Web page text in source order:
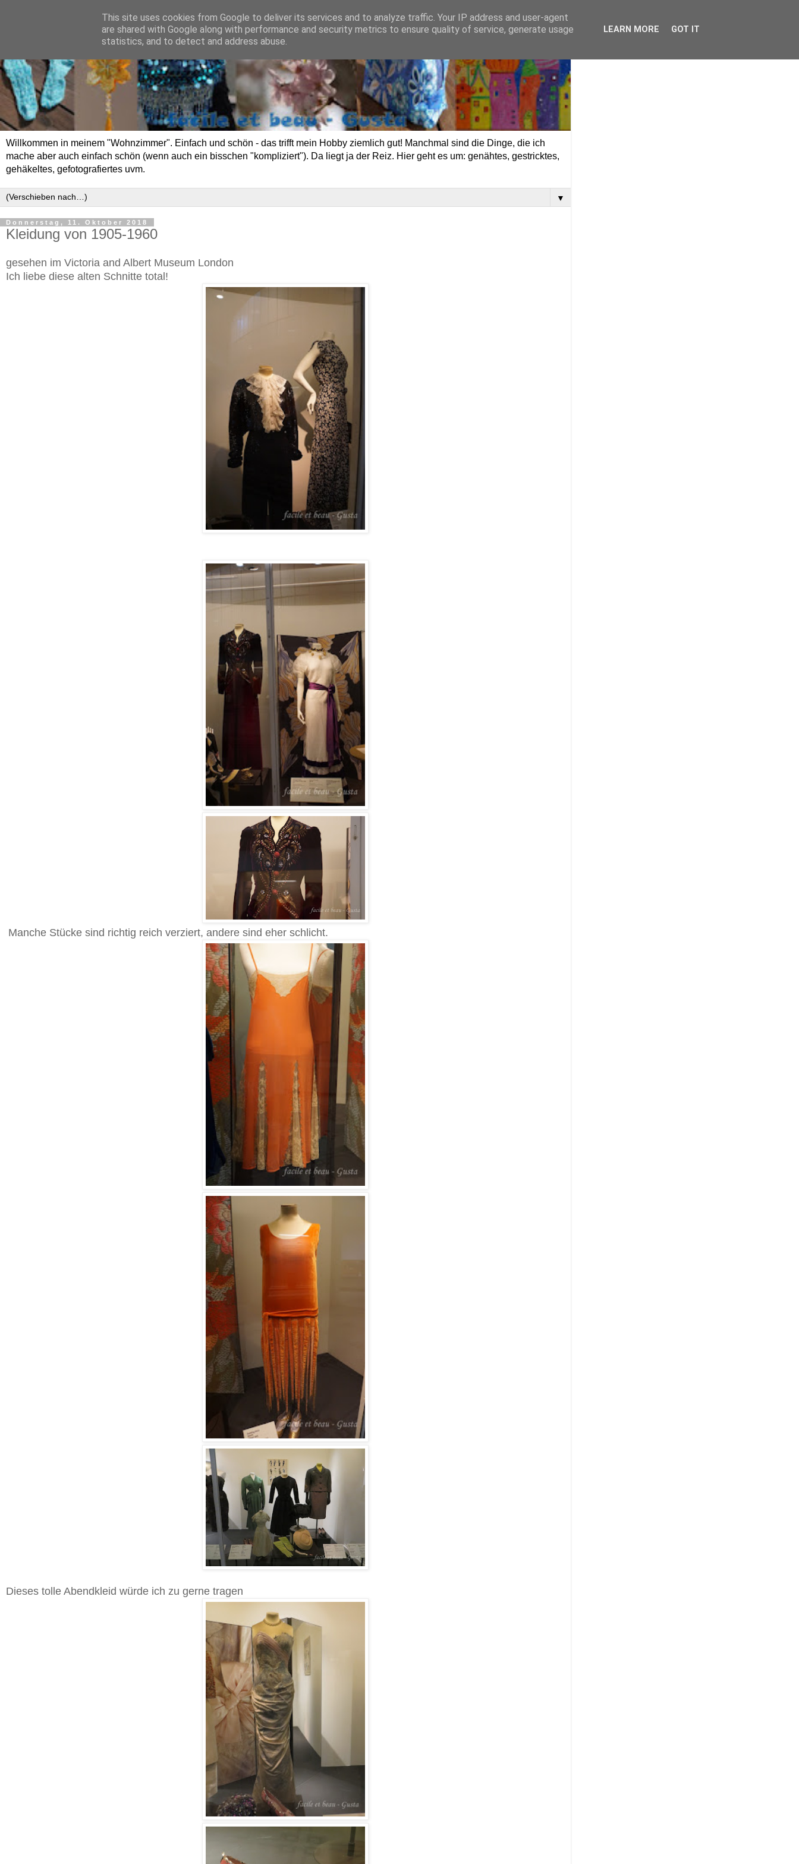
Willkommen in meinem "Wohnzimmer". Einfach und schön - das trifft mein Hobby ziemlich gut! Manchmal sind die Dinge, die ich
mache aber auch einfach schön (wenn auch ein bisschen "kompliziert"). Da liegt ja der Reiz. Hier geht es um: genähtes, gestricktes,
gehäkeltes, gefotografiertes uvm.
▼
Donnerstag, 11. Oktober 2018
Kleidung von 1905-1960
gesehen im Victoria and Albert Museum London
Ich liebe diese alten Schnitte total!
Manche Stücke sind richtig reich verziert, andere sind eher schlicht.
Dieses tolle Abendkleid würde ich zu gerne tragen
This site uses cookies from Google to deliver its services and to analyze traffic. Your IP address and user-agent
are shared with Google along with performance and security metrics to ensure quality of service, generate usage
statistics, and to detect and address abuse.
LEARN MORE GOT IT